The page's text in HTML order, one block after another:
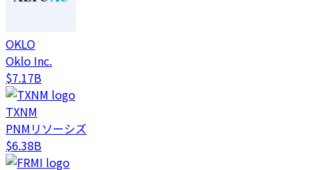
OKLO
Oklo Inc.
$7.17B
TXNM
PNMリソーシズ
$6.38B